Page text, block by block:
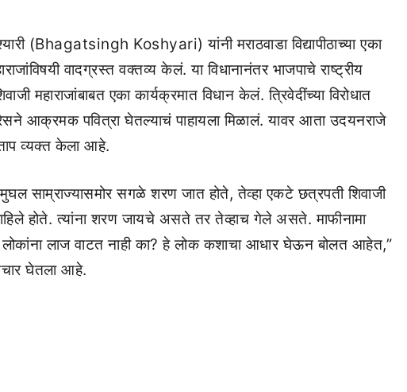
(Bhagatsingh Koshyari) यांनी मराठवाडा विद्यापीठाच्या एका
वादग्रस्त वक्तव्य केलं. या विधानानंतर भाजपाचे राष्ट्रीय
महाराजांबाबत एका कार्यक्रमात विधान केलं. त्रिवेदींच्या विरोधात
आक्रमक पवित्रा घेतल्याचं पाहायला मिळालं. यावर आता उदयनराजे
व्यक्त केला आहे.
साम्राज्यासमोर सगळे शरण जात होते, तेव्हा एकटे छत्रपती शिवाजी
होते. त्यांना शरण जायचे असते तर तेव्हाच गेले असते. माफीनामा
लाज वाटत नाही का? हे लोक कशाचा आधार घेऊन बोलत आहेत,”
घेतला आहे.